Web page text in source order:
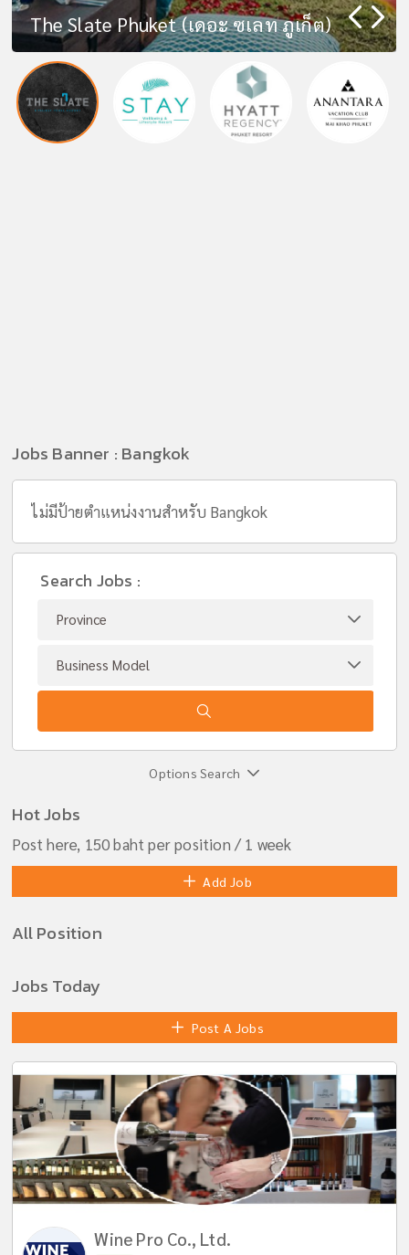
Phuket Marriott Resort and Spa
Merlin Beach
บริษัท โบทานิก้า ลักซูรี่ ภูเก็ต จำกัด
The Slate Phuket (เดอะ ซเลท ภูเก็ต)
STAY Wellbeing & Lifestyle Resort
Hyatt Regency Phuket Resort
Anantara Vacation Club Mai Khao
Phuket
Elite Suites Villas Mai Khao
Laguna Resort & Hotels
RIU Palace Phuket
Jobs Banner : Bangkok
ไม่มีป้ายตำแหน่งงานสำหรับ Bangkok
Search Jobs :
Options Search
Hot Jobs
Post here, 150 baht per position / 1 week
Add Job
All Position
Jobs Today
Post A Jobs
Wine Pro Co., Ltd.